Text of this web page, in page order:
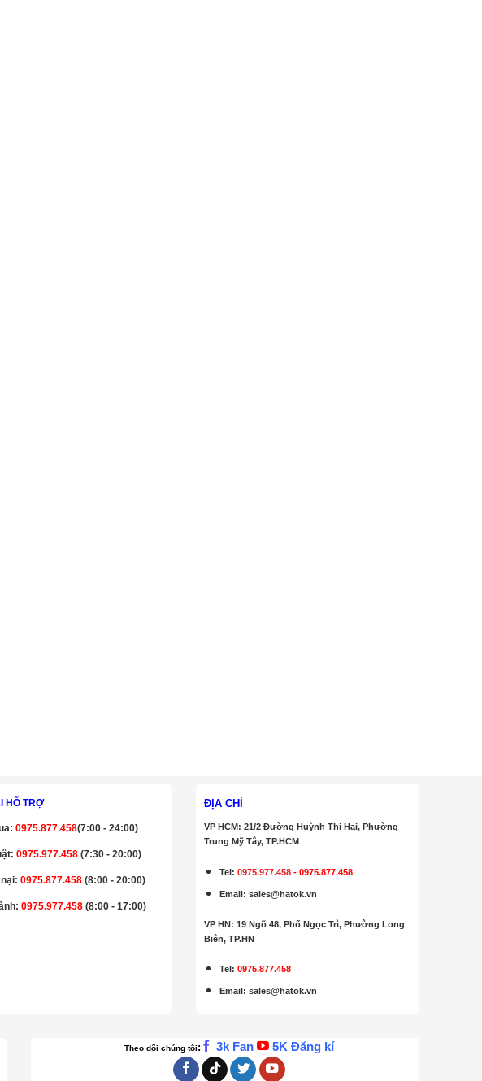
HỖ TRỢ
:0975.877.458(7:00 - 24:00)
0975.977.458 (7:30 - 20:00)
0975.877.458 (8:00 - 20:00)
:0975.977.458 (8:00 - 17:00)
ĐỊA CHỈ
VP HCM: 21/2 Đường Huỳnh Thị Hai, Phường
Trung Mỹ Tây, TP.HCM
Tel:0975.977.458 -0975.877.458
Email:sales@hatok.vn
VP HN: 19 Ngõ 48, Phố Ngọc Trì, Phường Long
Biên, TP.HN
Tel: 0975.877.458
Email:sales@hatok.vn
Theo dõi chúng tôi: 3k Fan 5K Đăng kí